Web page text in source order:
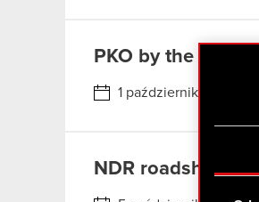
PKO by the Sea
1 października 2026
NDR roadshow –